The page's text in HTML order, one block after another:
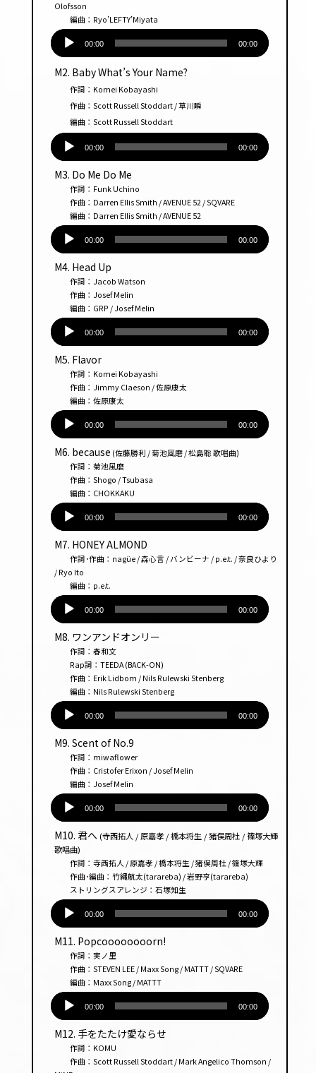
Olofsson
編曲：Ryo’LEFTY’Miyata
レー
00:00 00:00
M2. Baby What’s Your Name?
作詞：Komei Kobayashi
作曲：Scott Russell Stoddart / 草川瞬
編曲：Scott Russell Stoddart
レー
00:00 00:00
M3. Do Me Do Me
作詞：Funk Uchino
作曲：Darren Ellis Smith / AVENUE 52 / SQVARE
編曲：Darren Ellis Smith / AVENUE 52
レー
00:00 00:00
M4. Head Up
作詞：Jacob Watson
作曲：Josef Melin
編曲：GRP / Josef Melin
レー
00:00 00:00
M5. Flavor
作詞：Komei Kobayashi
作曲：Jimmy Claeson / 佐原康太
編曲：佐原康太
レー
00:00 00:00
M6. because (佐藤勝利 / 菊池風磨 / 松島聡 歌唱曲)
作詞：菊池風磨
作曲：Shogo / Tsubasa
編曲：CHOKKAKU
レー
ヤー
00:00 00:00
M7. HONEY ALMOND
作詞･作曲：nagüe / 森心言 / バンビーナ / p.e.t. / 奈良ひより
/ Ryo Ito
編曲：p.e.t.
レー
00:00 00:00
M8. ワンアンドオンリー
作詞：春和文
Rap詞：TEEDA (BACK-ON)
作曲：Erik Lidbom / Nils Rulewski Stenberg
編曲：Nils Rulewski Stenberg
レー
00:00 00:00
M9. Scent of No.9
作詞：miwaflower
作曲：Cristofer Erixon / Josef Melin
編曲：Josef Melin
レー
ヤー
00:00 00:00
M10. 君へ(寺西拓人 / 原嘉孝 / 橋本将生 / 猪俣周杜 / 篠塚大輝
歌唱曲)
作詞：寺西拓人 / 原嘉孝 / 橋本将生 / 猪俣周杜 / 篠塚大輝
作曲･編曲：竹縄航太(tarareba) / 岩野亨(tarareba)
ストリングスアレンジ：石塚知生
レー
00:00 00:00
M11. Popcoooooooorn!
作詞：実ノ里
作曲：STEVEN LEE / Maxx Song / MATTT / SQVARE
編曲：Maxx Song / MATTT
レー
00:00 00:00
M12. 手をたたけ愛ならせ
作詞：KOMU
作曲：Scott Russell Stoddart / Mark Angelico Thomson /